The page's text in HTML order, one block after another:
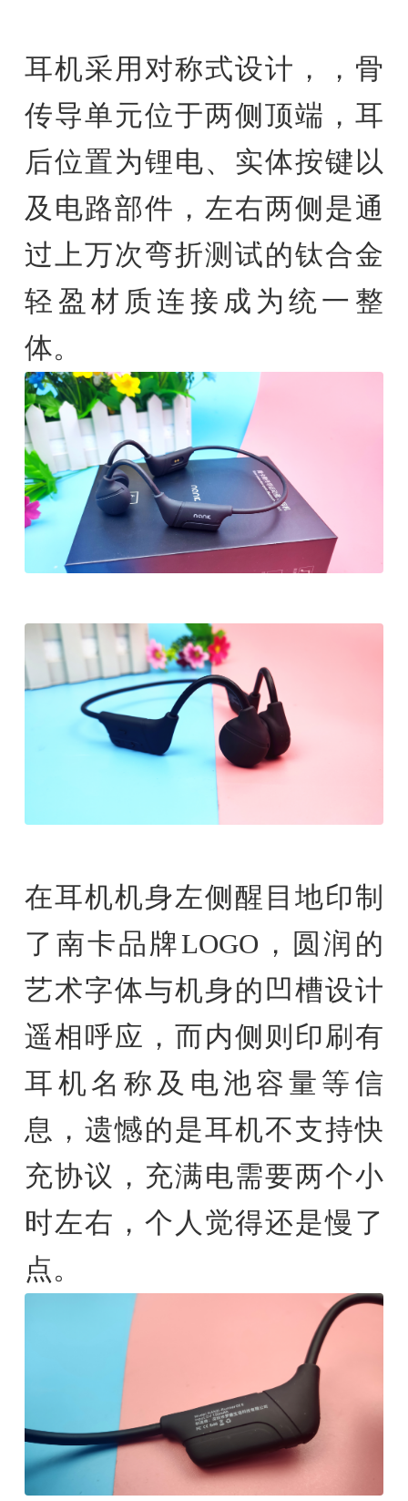
耳机采用对称式设计，，骨
传导单元位于两侧顶端，耳
后位置为锂电、实体按键以
及电路部件，左右两侧是通
过上万次弯折测试的钛合金
轻盈材质连接成为统一整
体。
在耳机机身左侧醒目地印制
了南卡品牌LOGO，圆润的
艺术字体与机身的凹槽设计
遥相呼应，而内侧则印刷有
耳机名称及电池容量等信
息，遗憾的是耳机不支持快
充协议，充满电需要两个小
时左右，个人觉得还是慢了
点。